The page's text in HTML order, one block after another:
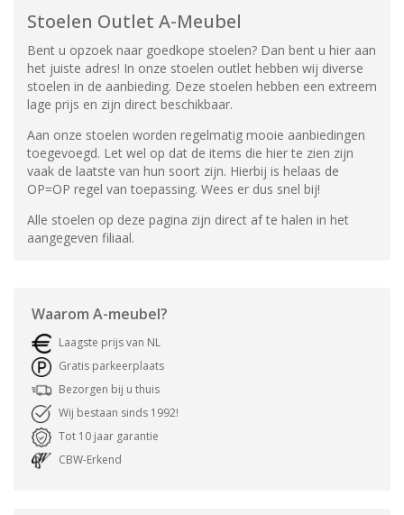
Stoelen Outlet A-Meubel
Bent u opzoek naar goedkope stoelen? Dan bent u hier aan
het juiste adres! In onze stoelen outlet hebben wij diverse
stoelen in de aanbieding. Deze stoelen hebben een extreem
lage prijs en zijn direct beschikbaar.
Aan onze stoelen worden regelmatig mooie aanbiedingen
toegevoegd. Let wel op dat de items die hier te zien zijn
vaak de laatste van hun soort zijn. Hierbij is helaas de
OP=OP regel van toepassing. Wees er dus snel bij!
Alle stoelen op deze pagina zijn direct af te halen in het
aangegeven filiaal.
Waarom A-meubel?
Laagste prijs van NL
Gratis parkeerplaats
Bezorgen bij u thuis
Wij bestaan sinds 1992!
Tot 10 jaar garantie
CBW-Erkend